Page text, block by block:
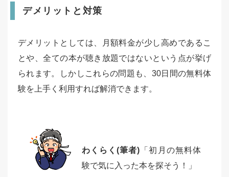
デメリットと対策
デメリットとしては、月額料金が少し高めであるこ
とや、全ての本が聴き放題ではないという点が挙げ
られます。しかしこれらの問題も、30日間の無料体
験を上手く利用すれば解消できます。
わくらく(筆者) 「初月の無料体
験で気に入った本を探そう！」